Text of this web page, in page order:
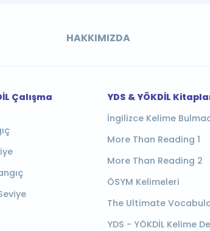
HAKKIMIZDA
Çalışma
YDS & YÖKDİL
İngilizce Kelime
More Than Reading 1
More Than Reading 2
ÖSYM Kelimeleri
The Ultimate
YDS - YÖKDİL Kelime